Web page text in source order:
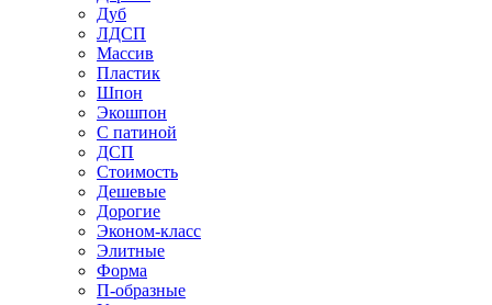
Дуб
ЛДСП
Массив
Пластик
Шпон
Экошпон
С патиной
ДСП
Стоимость
Дешевые
Дорогие
Эконом-класс
Элитные
Форма
П-образные